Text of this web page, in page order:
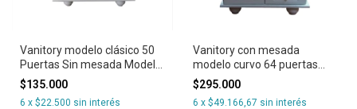
Vanitory modelo clásico 50
Puertas Sin mesada Modelo
Clasico
$135.000
6 x $22.500 sin interés
Vanitory con mesada
modelo curvo 64 puertas
con cajones
$295.000
6 x $49.166,67 sin interés